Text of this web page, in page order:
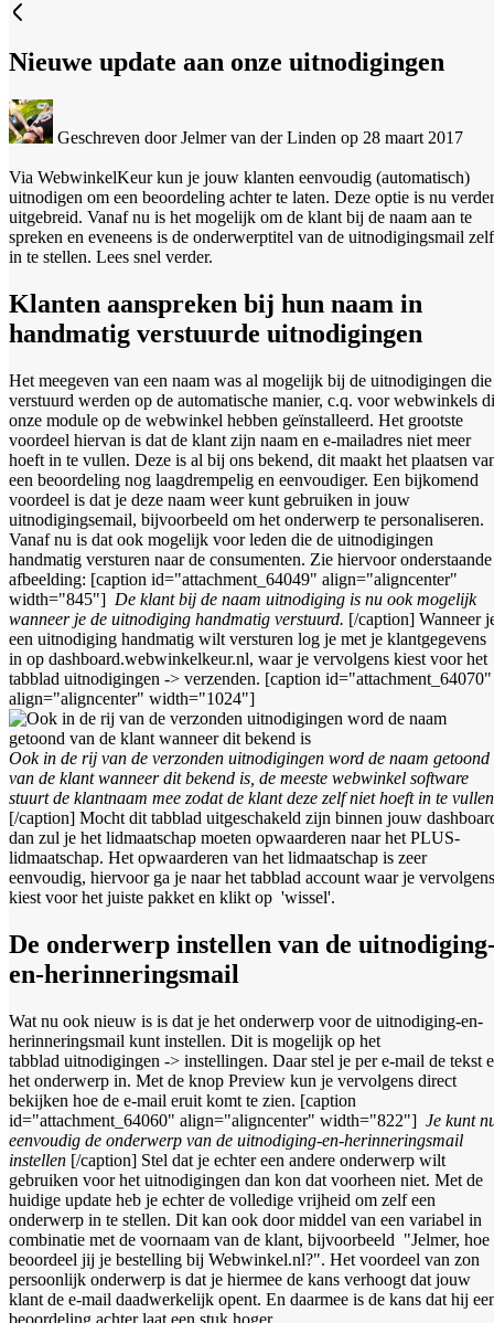
Nieuwe update aan onze uitnodigingen
Geschreven door Jelmer van der Linden op 28 maart 2017
Via WebwinkelKeur kun je jouw klanten eenvoudig (automatisch)
uitnodigen om een beoordeling achter te laten. Deze optie is nu verder
uitgebreid. Vanaf nu is het mogelijk om de klant bij de naam aan te
spreken en eveneens is de onderwerptitel van de uitnodigingsmail zelf
in te stellen. Lees snel verder.
Klanten aanspreken bij hun naam in
handmatig verstuurde uitnodigingen
Het meegeven van een naam was al mogelijk bij de uitnodigingen die
verstuurd werden op de automatische manier, c.q. voor webwinkels
onze module op de webwinkel hebben geïnstalleerd. Het grootste
voordeel hiervan is dat de klant zijn naam en e-mailadres niet meer
hoeft in te vullen. Deze is al bij ons bekend, dit maakt het plaatsen
een beoordeling nog laagdrempelig en eenvoudiger. Een bijkomend
voordeel is dat je deze naam weer kunt gebruiken in jouw
uitnodigingsemail, bijvoorbeeld om het onderwerp te personaliseren.
Vanaf nu is dat ook mogelijk voor leden die de uitnodigingen
handmatig versturen naar de consumenten. Zie hiervoor onderstaande
afbeelding: [caption id="attachment_64049" align="aligncenter"
width="845"] De klant bij de naam uitnodiging is nu ook mogelijk
wanneer je de uitnodiging handmatig verstuurd. [/caption] Wanneer
een uitnodiging handmatig wilt versturen log je met je klantgegevens
in op dashboard.webwinkelkeur.nl, waar je vervolgens kiest voor het
tabblad uitnodigingen -> verzenden. [caption id="attachment_64070"
align="aligncenter" width="1024"]
Ook in de rij van de verzonden uitnodigingen word de naam getoond
van de klant wanneer dit bekend is, de meeste webwinkel software
stuurt de klantnaam mee zodat de klant deze zelf niet hoeft in te vullen
[/caption] Mocht dit tabblad uitgeschakeld zijn binnen jouw
dan zul je het lidmaatschap moeten opwaarderen naar het PLUS-
lidmaatschap. Het opwaarderen van het lidmaatschap is zeer
eenvoudig, hiervoor ga je naar het tabblad account waar je vervolgens
kiest voor het juiste pakket en klikt op 'wissel'.
De onderwerp instellen van de
en-herinneringsmail
Wat nu ook nieuw is is dat je het onderwerp voor de uitnodiging-en-
herinneringsmail kunt instellen. Dit is mogelijk op het
tabblad uitnodigingen -> instellingen. Daar stel je per e-mail de tekst
het onderwerp in. Met de knop Preview kun je vervolgens direct
bekijken hoe de e-mail eruit komt te zien. [caption
id="attachment_64060" align="aligncenter" width="822"] Je kunt
eenvoudig de onderwerp van de uitnodiging-en-herinneringsmail
instellen [/caption] Stel dat je echter een andere onderwerp wilt
gebruiken voor het uitnodigingen dan kon dat voorheen niet. Met de
huidige update heb je echter de volledige vrijheid om zelf een
onderwerp in te stellen. Dit kan ook door middel van een variabel in
combinatie met de voornaam van de klant, bijvoorbeeld "Jelmer, hoe
beoordeel jij je bestelling bij Webwinkel.nl?". Het voordeel van zon
persoonlijk onderwerp is dat je hiermee de kans verhoogt dat jouw
klant de e-mail daadwerkelijk opent. En daarmee is de kans dat hij
beoordeling achter laat een stuk hoger.